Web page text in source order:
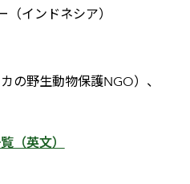
（インドネシア）
の野生動物保護NGO）、
（英文）